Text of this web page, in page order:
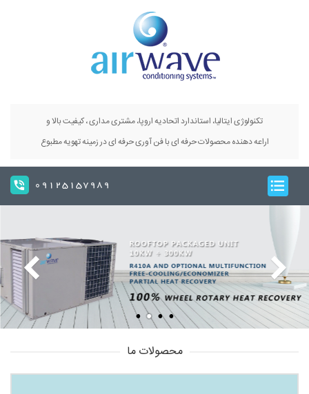
تکنولوژی ایتالیا، استاندارد اتحادیه اروپا، مشتری مداری ، کیفیت بالا و
اراعه دهنده محصولات حرفه ای با فن آوری حرفه ای در زمینه تهویه مطبوع
09125157989
محصولات ما